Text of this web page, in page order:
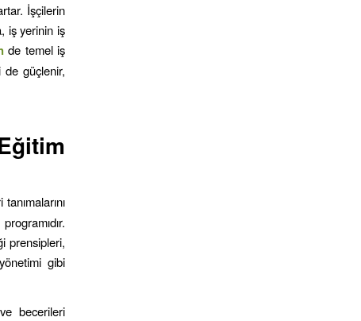
İşçilerin
iş yerinin iş
de temel iş
de güçlenir,
prensipleri,
gibi
becerileri